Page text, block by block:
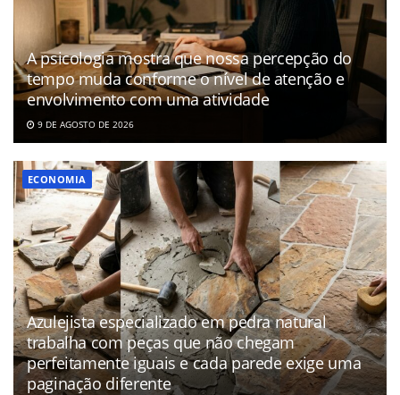
A psicologia mostra que nossa percepção do
tempo muda conforme o nível de atenção e
envolvimento com uma atividade
9 DE AGOSTO DE 2026
ECONOMIA
Azulejista especializado em pedra natural
trabalha com peças que não chegam
perfeitamente iguais e cada parede exige uma
paginação diferente